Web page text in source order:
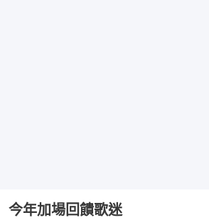
今年加場回饋歌迷